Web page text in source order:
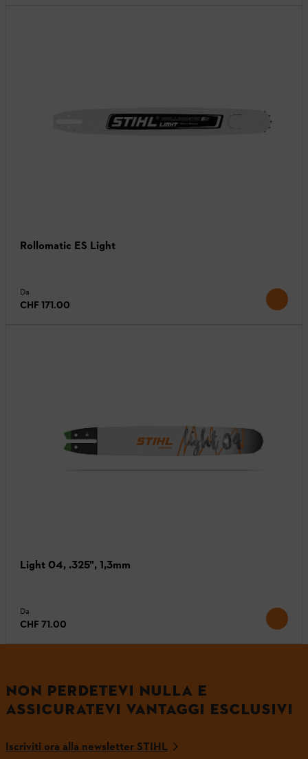
Rollomatic ES Light
Da
CHF 171.00
Light 04, .325", 1,3mm
Da
CHF 71.00
NON PERDETEVI NULLA E
ASSICURATEVI VANTAGGI ESCLUSIVI
Iscriviti ora alla newsletter STIHL